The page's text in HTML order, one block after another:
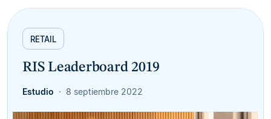
RETAIL
RIS Leaderboard 2019
Estudio 8 septiembre 2022